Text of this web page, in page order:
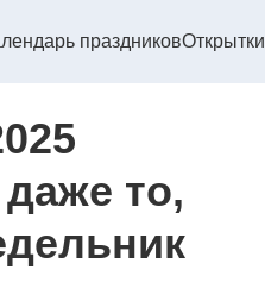
праздниковОткрытки
то,